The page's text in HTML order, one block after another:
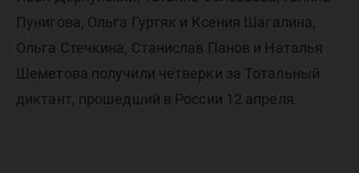
Пунигова, Ольга Гуртяк и Ксения Шагалина,
Ольга Стечкина, Станислав Панов и Наталья
Шеметова получили четверки за Тотальный
диктант, прошедший в России 12 апреля.